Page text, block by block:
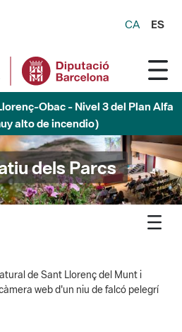
CA ES
Obac - Nivel 3 del Plan Alfa
alto de incendio)
dels Parcs
de Sant Llorenç del Munt i
web d'un niu de falcó pelegrí